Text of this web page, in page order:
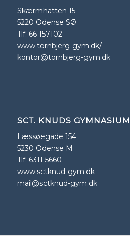
Skærmhatten 15
5220 Odense SØ
Tlf. 66 157102
www.tornbjerg-gym.dk/
kontor@tornbjerg-gym.dk
SCT. KNUDS GYMNASIUM
Læssøegade 154
5230 Odense M
Tlf. 6311 5660
www.sctknud-gym.dk
mail@sctknud-gym.dk